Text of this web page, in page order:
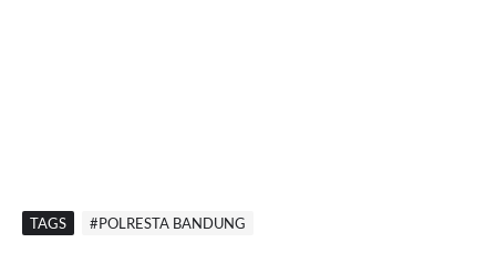
TAGS #POLRESTA BANDUNG